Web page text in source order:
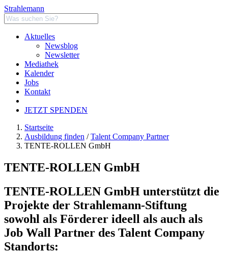
Strahlemann
Aktuelles
Newsblog
Newsletter
Mediathek
Kalender
Jobs
Kontakt
JETZT SPENDEN
Startseite
Ausbildung finden /Talent Company Partner
TENTE-ROLLEN GmbH
TENTE-ROLLEN GmbH
TENTE-ROLLEN GmbH unterstützt die
Projekte der Strahlemann-Stiftung
sowohl als Förderer ideell als auch als
Job Wall Partner des Talent Company
Standorts: